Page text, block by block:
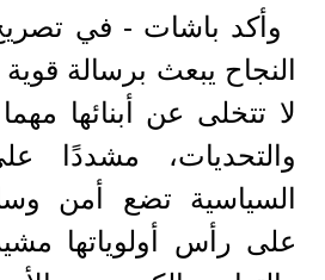
وأكد باشات - في
النجاح يبعث برسالة
لا تتخلى عن أبنائها
والتحديات، مشددًا
السياسية تضع أمن
على رأس أولوياتها